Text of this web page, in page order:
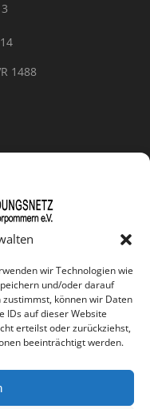
wir Technologien wie
und/oder darauf
können wir Daten
IDs auf dieser Website
erteilst oder zurückziehst,
beeinträchtigt werden.
1488
20